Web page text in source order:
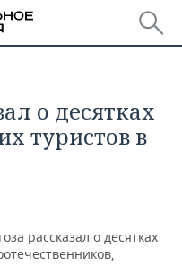
о десятках
туристов в
рассказал о десятках